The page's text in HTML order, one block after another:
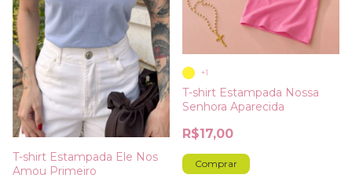
T-shirt Estampada Ele Nos
Amou Primeiro
T-shirt Estampada Nossa
Senhora Aparecida
R$17,00
+1
Comprar